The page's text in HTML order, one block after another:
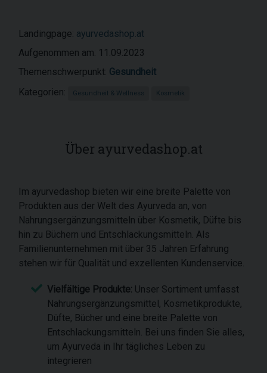
Landingpage: ayurvedashop.at
Aufgenommen am: 11.09.2023
Themenschwerpunkt: Gesundheit
Kategorien:
Gesundheit & Wellness Kosmetik
Über ayurvedashop.at
Im ayurvedashop bieten wir eine breite Palette von
Produkten aus der Welt des Ayurveda an, von
Nahrungsergänzungsmitteln über Kosmetik, Düfte bis
hin zu Büchern und Entschlackungsmitteln. Als
Familienunternehmen mit über 35 Jahren Erfahrung
stehen wir für Qualität und exzellenten Kundenservice.
Vielfältige Produkte: Unser Sortiment umfasst
Nahrungsergänzungsmittel, Kosmetikprodukte,
Düfte, Bücher und eine breite Palette von
Entschlackungsmitteln. Bei uns finden Sie alles,
um Ayurveda in Ihr tägliches Leben zu
integrieren